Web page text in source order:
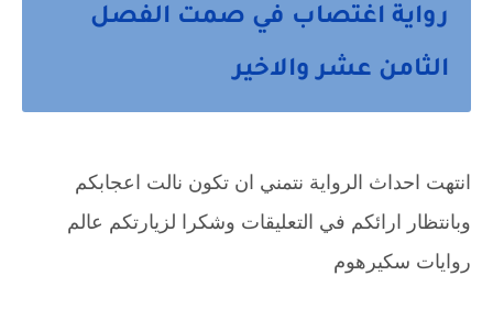
رواية اغتصاب في صمت الفصل
الثامن عشر والاخير
روايات سكيرهوم